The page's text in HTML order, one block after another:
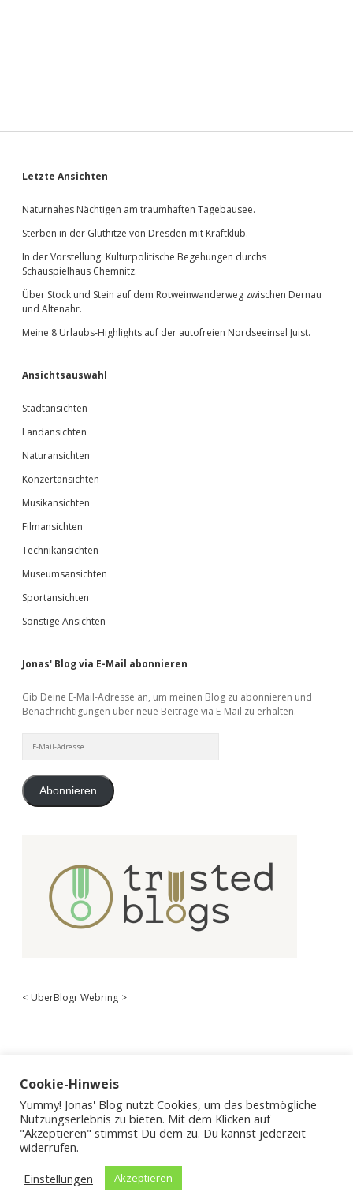
Sidebar
Letzte Ansichten
Naturnahes Nächtigen am traumhaften Tagebausee.
Sterben in der Gluthitze von Dresden mit Kraftklub.
In der Vorstellung: Kulturpolitische Begehungen durchs
Schauspielhaus Chemnitz.
Über Stock und Stein auf dem Rotweinwanderweg zwischen Dernau
und Altenahr.
Meine 8 Urlaubs-Highlights auf der autofreien Nordseeinsel Juist.
Ansichtsauswahl
Stadtansichten
Landansichten
Naturansichten
Konzertansichten
Musikansichten
Filmansichten
Technikansichten
Museumsansichten
Sportansichten
Sonstige Ansichten
Jonas' Blog via E-Mail abonnieren
Gib Deine E-Mail-Adresse an, um meinen Blog zu abonnieren und
Benachrichtigungen über neue Beiträge via E-Mail zu erhalten.
Mail-
Abonnieren
< UberBlogr Webring >
Cookie-Hinweis
Yummy! Jonas' Blog nutzt Cookies, um das bestmögliche
Nutzungserlebnis zu bieten. Mit dem Klicken auf
"Akzeptieren" stimmst Du dem zu. Du kannst jederzeit
widerrufen.
Einstellungen
Akzeptieren